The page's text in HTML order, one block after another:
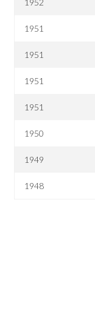
1952
1951
1951
1951
1951
1950
1949
1948